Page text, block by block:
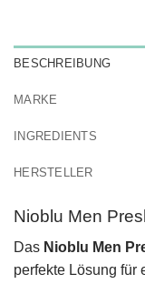
BESCHREIBUNG
MARKE
INGREDIENTS
HERSTELLER
Nioblu Men
Das Nioblu Men
perfekte Lösung für